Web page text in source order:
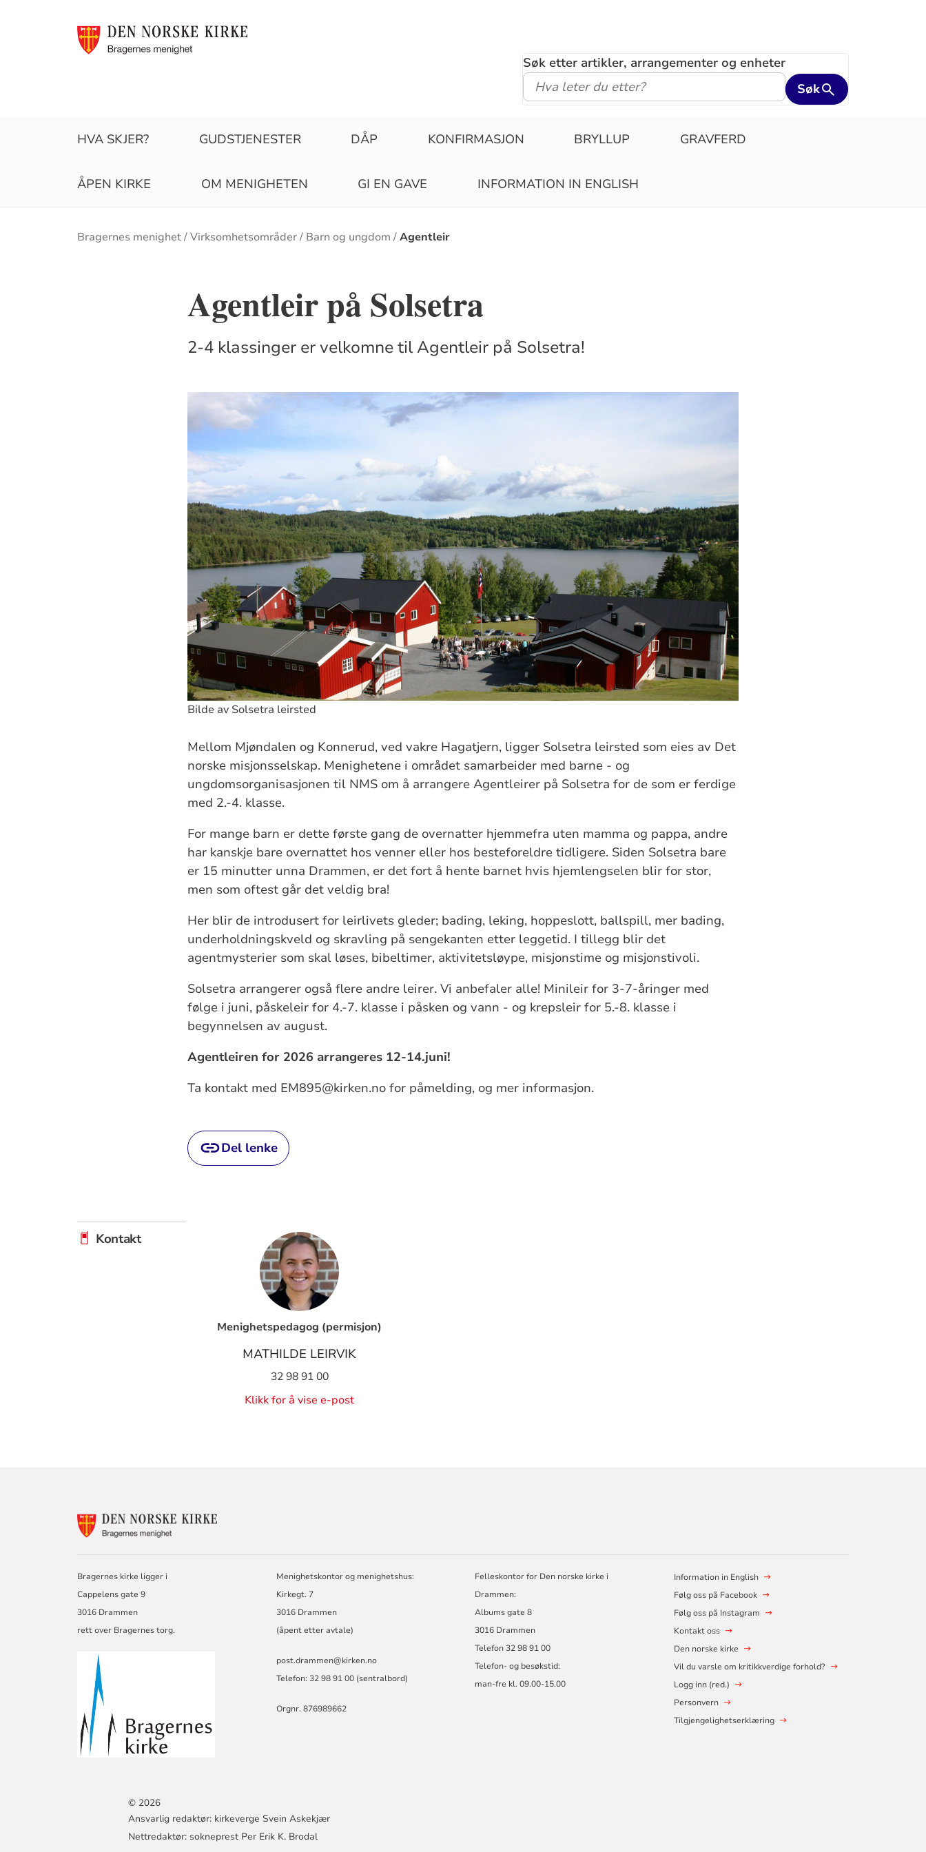
Søk etter artikler, arrangementer og enheter
Søk
HVA SKJER? GUDSTJENESTER DÅP KONFIRMASJON BRYLLUP GRAVFERD
ÅPEN KIRKE OM MENIGHETEN GI EN GAVE INFORMATION IN ENGLISH
Brødsmulesti
Bragernes menighet Virksomhetsområder Barn og ungdom Agentleir
Agentleir på Solsetra
2-4 klassinger er velkomne til Agentleir på Solsetra!
Bilde av Solsetra leirsted
Mellom Mjøndalen og Konnerud, ved vakre Hagatjern, ligger Solsetra leirsted som eies av Det
norske misjonsselskap. Menighetene i området samarbeider med barne - og
ungdomsorganisasjonen til NMS om å arrangere Agentleirer på Solsetra for de som er ferdige
med 2.-4. klasse.
For mange barn er dette første gang de overnatter hjemmefra uten mamma og pappa, andre
har kanskje bare overnattet hos venner eller hos besteforeldre tidligere. Siden Solsetra bare
er 15 minutter unna Drammen, er det fort å hente barnet hvis hjemlengselen blir for stor,
men som oftest går det veldig bra!
Her blir de introdusert for leirlivets gleder; bading, leking, hoppeslott, ballspill, mer bading,
underholdningskveld og skravling på sengekanten etter leggetid. I tillegg blir det
agentmysterier som skal løses, bibeltimer, aktivitetsløype, misjonstime og misjonstivoli.
Solsetra arrangerer også flere andre leirer. Vi anbefaler alle! Minileir for 3-7-åringer med
følge i juni, påskeleir for 4.-7. klasse i påsken og vann - og krepsleir for 5.-8. klasse i
begynnelsen av august.
Agentleiren for 2026 arrangeres 12-14.juni!
Ta kontakt med EM895@kirken.no for påmelding, og mer informasjon.
Del lenke
Kontakt
Menighetspedagog (permisjon)
MATHILDE LEIRVIK
32 98 91 00
Klikk for å vise e-post
Bragernes kirke ligger i
Cappelens gate 9
3016 Drammen
rett over Bragernes torg.
Menighetskontor og menighetshus:
Kirkegt. 7
3016 Drammen
(åpent etter avtale)
post.drammen@kirken.no
Telefon: 32 98 91 00 (sentralbord)
Orgnr. 876989662
Felleskontor for Den norske kirke i
Drammen:
Albums gate 8
3016 Drammen
Telefon 32 98 91 00
Telefon- og besøkstid:
man-fre kl. 09.00-15.00
Information in English
Følg oss på Facebook
Følg oss på Instagram
Kontakt oss
Den norske kirke
Vil du varsle om kritikkverdige forhold?
Logg inn (red.)
Personvern
Tilgjengelighetserklæring
© 2026
Ansvarlig redaktør: kirkeverge Svein Askekjær
Nettredaktør: sokneprest Per Erik K. Brodal